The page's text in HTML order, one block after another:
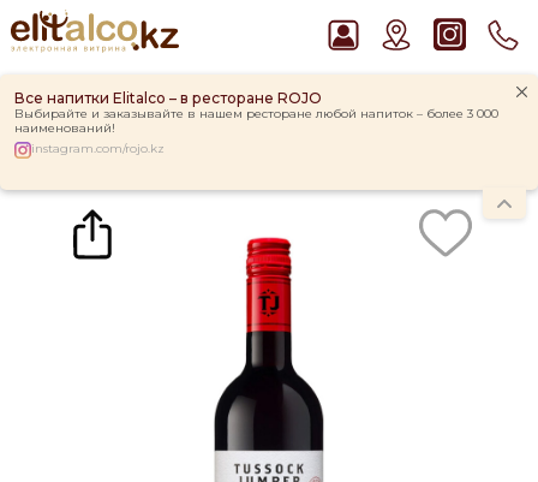
Все напитки Elitalco – в ресторане ROJO
Выбирайте и заказывайте в нашем ресторане любой напиток – более 3 000
наименований!
instagram.com/rojo.kz
Рекомендуем
Джин Gordon`s London Dry Gin 37,5%
Виски Talisker 10 YO Malt 45,8% in Box
Водка Smirnoff Red Vodka 37,5%
Пиво Guinness Draught 4,2% Can
Ром Captain Morgan White 37,5%
Каталог Вино Tussock Jumper Sweet Cat Red 12% (0,75L)